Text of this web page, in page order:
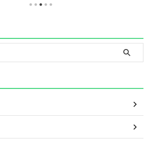
タイムアウト法」の正しい手順を、実体験を
ら実践できる具体策と、いつ頃落ち着くの
気持ちがぐっと楽になるはずです。 1. なぜ
...